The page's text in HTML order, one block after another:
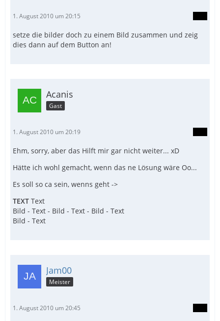
1. August 2010 um 20:15
setze die bilder doch zu einem Bild zusammen und zeig
dies dann auf dem Button an!
Acanis
Gast
1. August 2010 um 20:19
Ehm, sorry, aber das Hilft mir gar nicht weiter... xD
Hätte ich wohl gemacht, wenn das ne Lösung wäre Oo...
Es soll so ca sein, wenns geht ->
TEXT Text
Bild - Text - Bild - Text - Bild - Text
Bild - Text
Jam00
Meister
1. August 2010 um 20:45